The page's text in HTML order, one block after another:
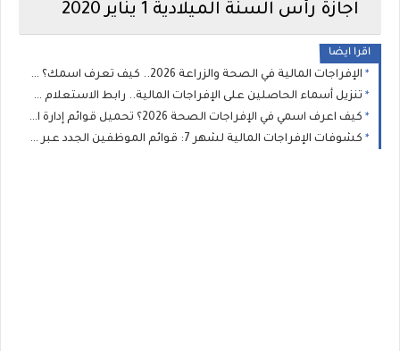
اجازة رأس السنة الميلادية 1 يناير 2020
اقرا ايضا
الإفراجات المالية في الصحة والزراعة 2026.. كيف تعرف اسمك؟ دليل شامل للاستعلام عن إفراجات يوليو وخطوات متابعة الطلب
تنزيل أسماء الحاصلين على الإفراجات المالية.. رابط الاستعلام عن صرف مرتبات شهر 7 والجهات التي لديها إفراج عبر “راتبك لحظي”
كيف اعرف اسمي في الإفراجات الصحة 2026؟ تحميل قوائم إدارة الخدمات الصحية للطبية والمساعدة
كشوفات الإفراجات المالية لشهر 7: قوائم الموظفين الجدد عبر منظومة "راتبك لحظي" بجميع القطاعات والبلديات